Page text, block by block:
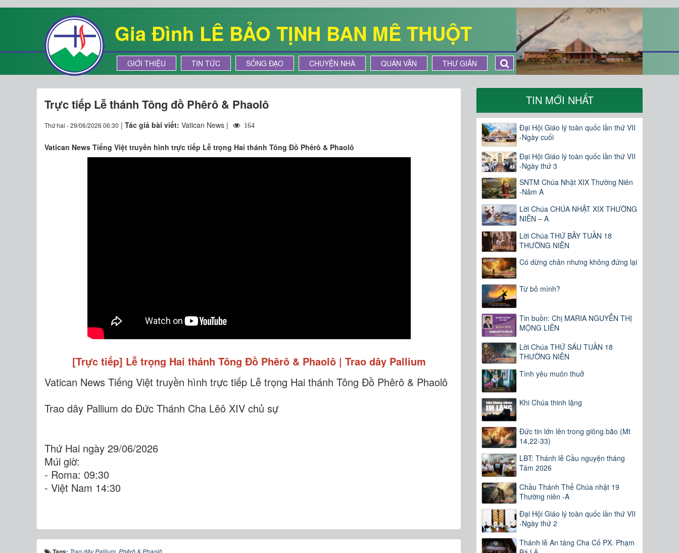
Gia Đình LÊ BẢO TỊNH BAN MÊ THUỘT
GIỚI THIỆU TIN TỨC SỐNG ĐẠO CHUYỆN NHÀ QUÁN VĂN THƯ GIÃN
Trực tiếp Lễ thánh Tông đồ Phêrô & Phaolô
Thứ hai - 29/06/2026 06:30 | Tác giả bài viết: Vatican News | 164
Vatican News Tiếng Việt truyền hình trực tiếp Lễ trọng Hai thánh Tông Đồ Phêrô & Phaolô
[Trực tiếp] Lễ trọng Hai thánh Tông Đồ Phêrô & Phaolô | Trao dây Pallium
Vatican News Tiếng Việt truyền hình trực tiếp Lễ trọng Hai thánh Tông Đồ Phêrô & Phaolô
Trao dây Pallium do Đức Thánh Cha Lêô XIV chủ sự
Thứ Hai ngày 29/06/2026
Múi giờ:
- Roma: 09:30
- Việt Nam 14:30
Trao dây Pallium, Phêrô & Phaolô
TIN MỚI NHẤT
Đại Hội Giáo lý toàn quốc lần thứ VII
-Ngày cuối
Đại Hội Giáo lý toàn quốc lần thứ VII
-Ngày thứ 3
SNTM Chúa Nhật XIX Thường Niên
-Năm A
Lời Chúa CHÚA NHẬT XIX THƯỜNG
NIÊN – A
Lời Chúa THỨ BẢY TUẦN 18
THƯỜNG NIÊN
Có dừng chân nhưng không đứng lại
Từ bỏ mình?
Tin buồn: Chị MARIA NGUYỄN THỊ
MỘNG LIÊN
Lời Chúa THỨ SÁU TUẦN 18
THƯỜNG NIÊN
Tình yêu muôn thuở
Khi Chúa thinh lặng
Đức tin lớn lên trong giông bão (Mt
14,22-33)
LBT: Thánh lễ Cầu nguyện tháng
Tám 2026
Chầu Thánh Thể Chúa nhật 19
Thường niên -A
Đại Hội Giáo lý toàn quốc lần thứ VII
-Ngày thứ 2
Thánh lễ An táng Cha Cố PX. Phạm